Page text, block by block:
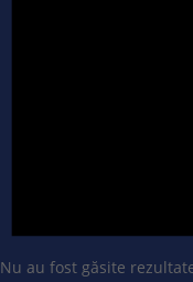
Nu au fost găsite